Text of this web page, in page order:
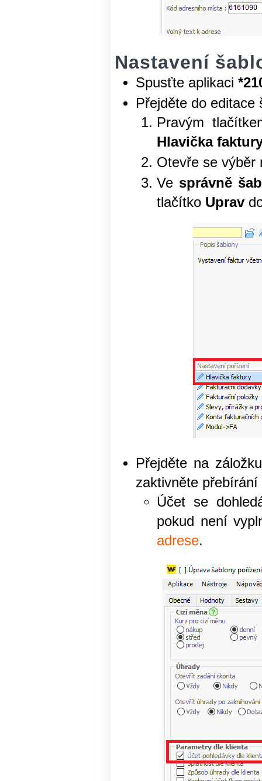
Nastavení
Spusťte aplikaci
Přejděte do editace
Pravým
Hlavička
Otevře se
Ve správně
tlačítko Uprav
Přejděte na
zaktivněte přebírání
Účet se
pokud není
adrese.